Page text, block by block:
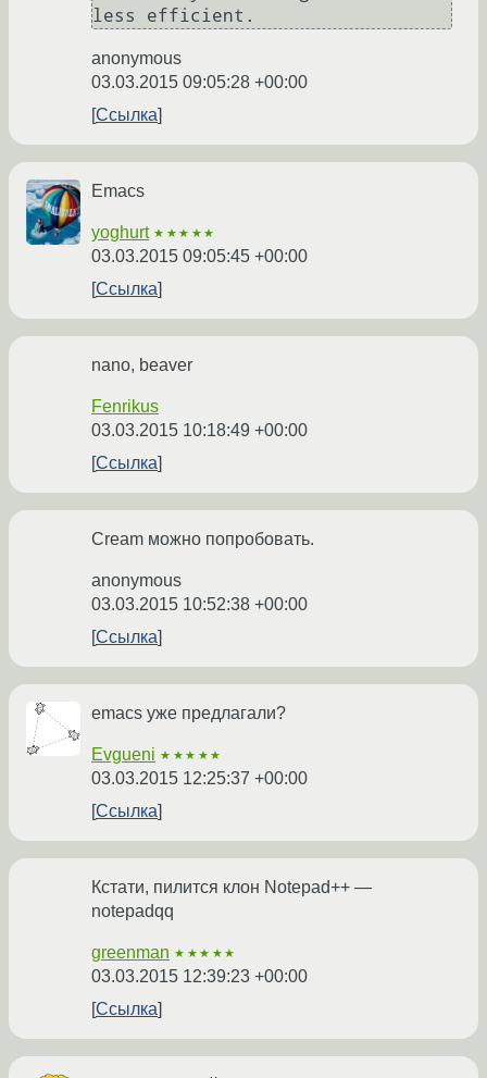
anonymous
03.03.2015 09:05:28 +00:00
Ссылка
Emacs
yoghurt ★★★★★
03.03.2015 09:05:45 +00:00
Ссылка
nano, beaver
Fenrikus
03.03.2015 10:18:49 +00:00
Ссылка
Cream можно попробовать.
anonymous
03.03.2015 10:52:38 +00:00
Ссылка
emacs уже предлагали?
Evgueni ★★★★★
03.03.2015 12:25:37 +00:00
Ссылка
Кстати, пилится клон Notepad++ —
notepadqq
greenman ★★★★★
03.03.2015 12:39:23 +00:00
Ссылка